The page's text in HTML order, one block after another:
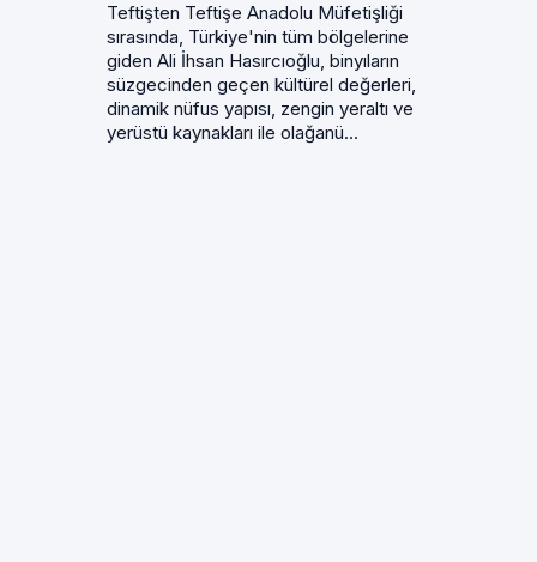
Teftişten Teftişe Anadolu Müfetişliği
sırasında, Türkiye'nin tüm bölgelerine
giden Ali İhsan Hasırcıoğlu, binyıların
süzgecinden geçen kültürel değerleri,
dinamik nüfus yapısı, zengin yeraltı ve
yerüstü kaynakları ile olağanü...